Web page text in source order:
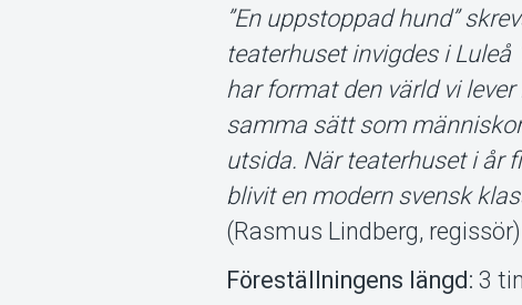
”En uppstoppad hund”
teaterhuset invigdes i
har format den värld vi
samma sätt som
utsida. När teaterhuset i år
blivit en modern svensk
(Rasmus Lindberg, regissör)
Föreställningens längd: 3